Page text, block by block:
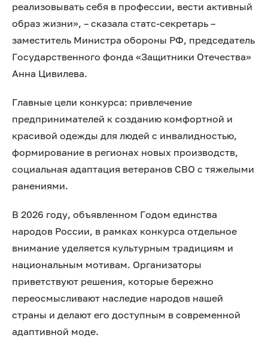
реализовывать себя в профессии, вести активный
образ жизни», – сказала статс-секретарь –
заместитель Министра обороны РФ, председатель
Государственного фонда «Защитники Отечества»
Анна Цивилева.
Главные цели конкурса: привлечение
предпринимателей к созданию комфортной и
красивой одежды для людей с инвалидностью,
формирование в регионах новых производств,
социальная адаптация ветеранов СВО с тяжелыми
ранениями.
В 2026 году, объявленном Годом единства
народов России, в рамках конкурса отдельное
внимание уделяется культурным традициям и
национальным мотивам. Организаторы
приветствуют решения, которые бережно
переосмысливают наследие народов нашей
страны и делают его доступным в современной
адаптивной моде.